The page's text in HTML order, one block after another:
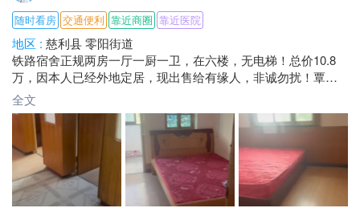
随时看房 交通便利 靠近商圈 靠近医院
地区 : 慈利县 零阳街道
铁路宿舍正规两房一厅一厨一卫，在六楼，无电梯！总价10.8
万，因本人已经外地定居，现出售给有缘人，非诚勿扰！覃女
士*****6746.微信同号.
全文